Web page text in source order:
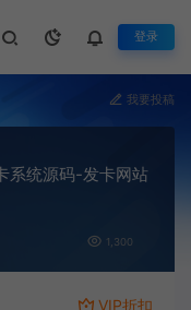
登录
我要投稿
系统源码-发卡网站
1,300
VIP折扣